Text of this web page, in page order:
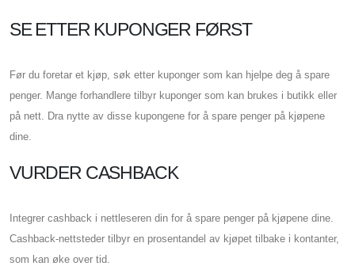
SE ETTER KUPONGER FØRST
Før du foretar et kjøp, søk etter kuponger som kan hjelpe deg å spare
penger. Mange forhandlere tilbyr kuponger som kan brukes i butikk eller
på nett. Dra nytte av disse kupongene for å spare penger på kjøpene
dine.
VURDER CASHBACK
Integrer cashback i nettleseren din for å spare penger på kjøpene dine.
Cashback-nettsteder tilbyr en prosentandel av kjøpet tilbake i kontanter,
som kan øke over tid.